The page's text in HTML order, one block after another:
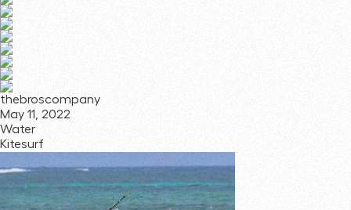
thebroscompany
May 11, 2022
Water
Kitesurf